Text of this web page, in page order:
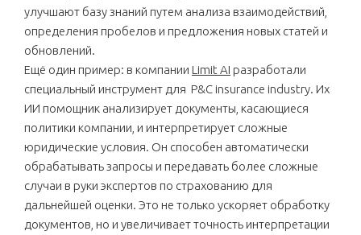
улучшают базу знаний путем анализа взаимодействий,
определения пробелов и предложения новых статей и
обновлений.
Ещё один пример: в компании Limit AI разработали
специальный инструмент для P&C insurance industry. Их
ИИ помощник анализирует документы, касающиеся
политики компании, и интерпретирует сложные
юридические условия. Он способен автоматически
обрабатывать запросы и передавать более сложные
случаи в руки экспертов по страхованию для
дальнейшей оценки. Это не только ускоряет обработку
документов, но и увеличивает точность интерпретации